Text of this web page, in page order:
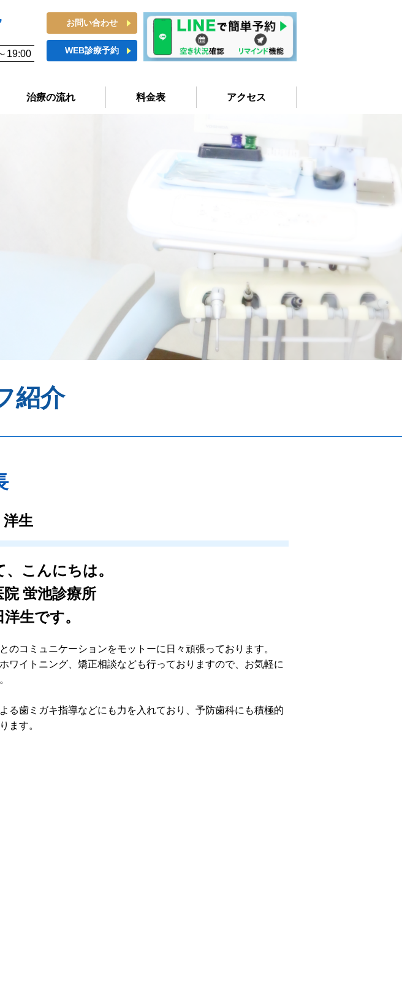
19:00
お問い合わせ
WEB診療予約
治療の流れ 料金表 アクセス
紹介
生
こんにちは。
蛍池診療所
生です。
のコミュニケーションをモットーに日々頑張っております。
ワイトニング、矯正相談なども行っておりますので、お気軽に
る歯ミガキ指導などにも力を入れており、予防歯科にも積極的
ます。